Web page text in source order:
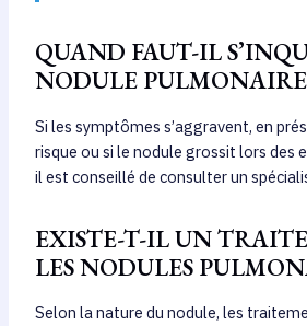
QUAND FAUT-IL
NODULE PULMONAIRE
Si les symptômes s’aggravent, en
risque ou si le nodule grossit lors des
il est conseillé de consulter un
EXISTE-T-IL UN
LES NODULES
Selon la nature du nodule, les